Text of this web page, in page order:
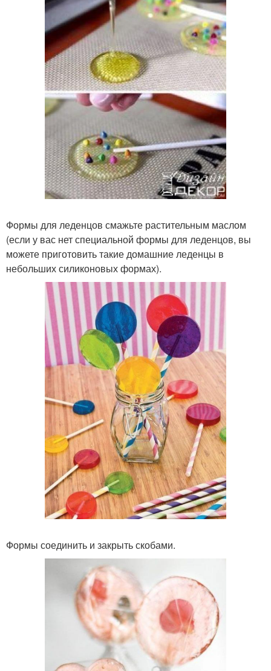
Формы для леденцов смажьте растительным маслом
(если у вас нет специальной формы для леденцов, вы
можете приготовить такие домашние леденцы в
небольших силиконовых формах).
Формы соединить и закрыть скобами.